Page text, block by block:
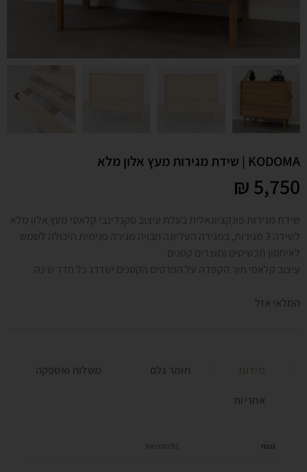
KODOMA | שידת מגירות מעץ אלון מלא
₪ 5,750
שידת מגירות פונקציונאלית בעלת עיצוב סקנדינבי קלאסי מעץ אלון מלא
לשידה 3 מגירות, במגירה העליונה חבויה מגירה פנימית היכולה לשמש
לאיחסון תכשיטים ומוצרים קטנים
עיצוב קלאסי תוך הקפדה על הפרטים הקטנים ישדרג כל חדר שינה
המלאי אזל
מידות חומר גלם משלוח ואספקה
אחריות
גובה 92 סנטימטר